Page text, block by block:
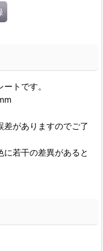
トです。
差がありますのでご了
に若干の差異があると